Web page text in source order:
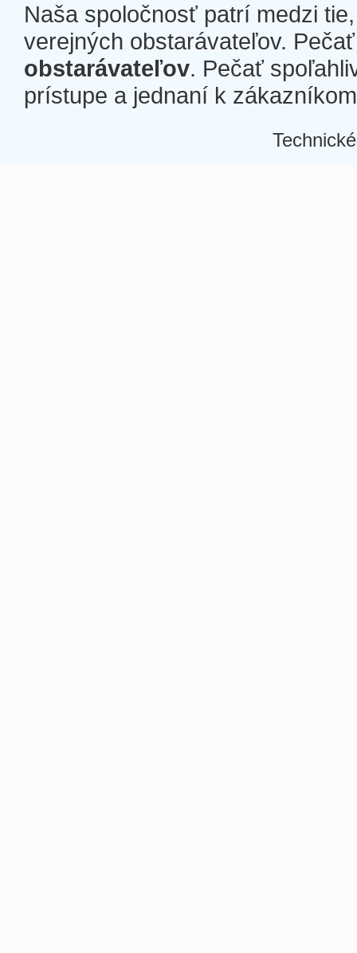
Naša spoločnosť patrí medzi
verejných obstarávateľov.
obstarávateľov. Pečať
prístupe a jednaní k